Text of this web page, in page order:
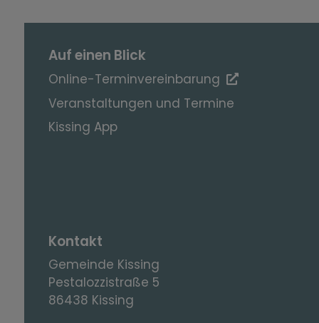
Auf einen Blick
Online-Terminvereinbarung
Veranstaltungen und Termine
Kissing App
Kontakt
Gemeinde Kissing
Pestalozzistraße 5
86438 Kissing